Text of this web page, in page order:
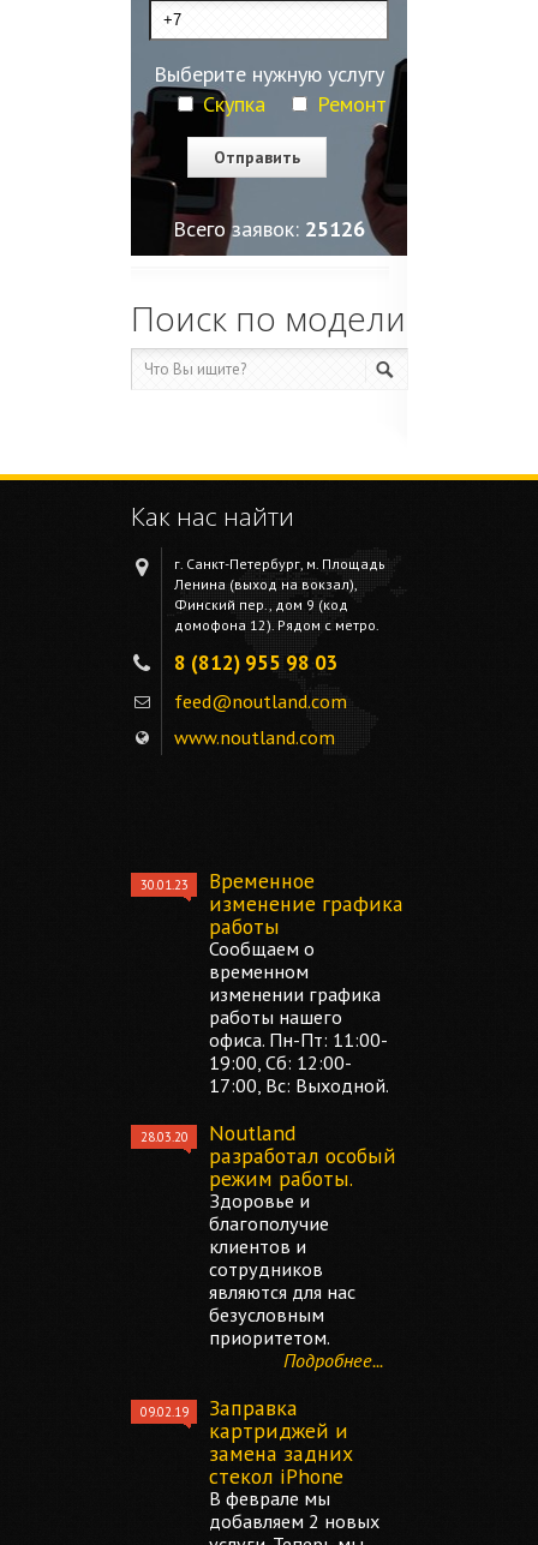
Выберите нужную услугу
Скупка
Ремонт
Всего заявок: 25129
Поиск по модели
Как нас найти
г. Санкт-Петербург, м. Площадь
Ленина (выход на вокзал),
Финский пер., дом 9 (код
домофона 12). Рядом с метро.
8 (812) 955 98 03
feed@noutland.com
www.noutland.com
30.01.23
Временное
изменение графика
работы
Сообщаем о
временном
изменении графика
работы нашего
офиса. Пн-Пт: 11:00-
19:00, Сб: 12:00-
17:00, Вс: Выходной.
28.03.20
Noutland
разработал особый
режим работы.
Здоровье и
благополучие
клиентов и
сотрудников
являются для нас
безусловным
приоритетом.
Подробнее...
09.02.19
Заправка
картриджей и
замена задних
стекол iPhone
В феврале мы
добавляем 2 новых